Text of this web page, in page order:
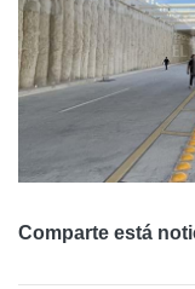
Comparte está